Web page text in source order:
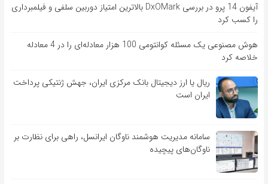
آیفون 14 پرو در بررسی DxOMark بالاترین امتیاز دوربین سلفی و فیلمبرداری
را کسب کرد
هوش مصنوعی یک مسئله کوانتومی 100 هزار معادله‌‎ای را در 4 معادله
خلاصه کرد
ریال یا ارز دیجیتال بانک مرکزی ایران، جهش ژنتیکی پرداخت
ایران است
سامانه مدیریت هوشمند ناوگان ایرانسل، راهی برای نظارت بر
ناوگان‌های پیچیده